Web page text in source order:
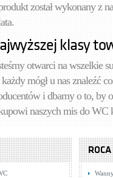
został wykonany z
klasy
otwarci na wszelkie
mógł u nas znaleźć
i dbamy o to, by
naszych mis do WC
ROCA